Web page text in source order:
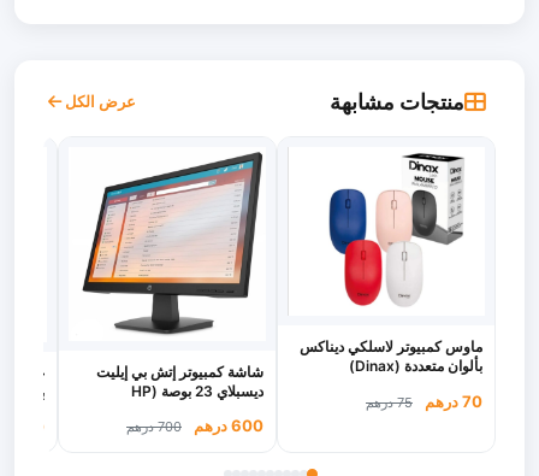
منتجات مشابهة عرض الكل
ماوس كمبيوتر لاسلكي ديناكس
بألوان متعددة (Dinax)
70 درهم 75 درهم
شاشة كمبيوتر إتش بي إيليت
ديسبلاي 23 بوصة (HP
600 درهم 700 درهم
جهاز
بتقنية
530 درهم